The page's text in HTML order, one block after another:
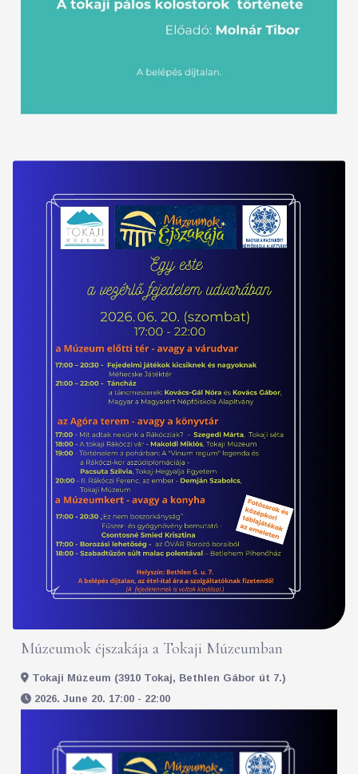
Múzeumok éjszakája a Tokaji Múzeumban
Tokaji Múzeum (3910 Tokaj, Bethlen Gábor út 7.)
2026. June 20. 17:00 - 22:00